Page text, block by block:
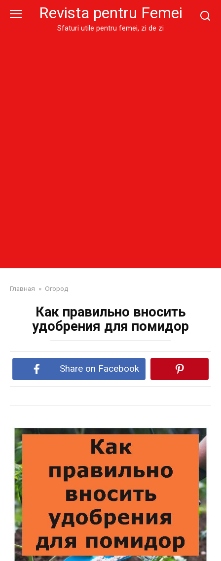
Revista pentru Femei
Sfaturi utile pentru femei, zi de zi
Главная » Огород
Как правильно вносить
удобрения для помидор
Share on Facebook